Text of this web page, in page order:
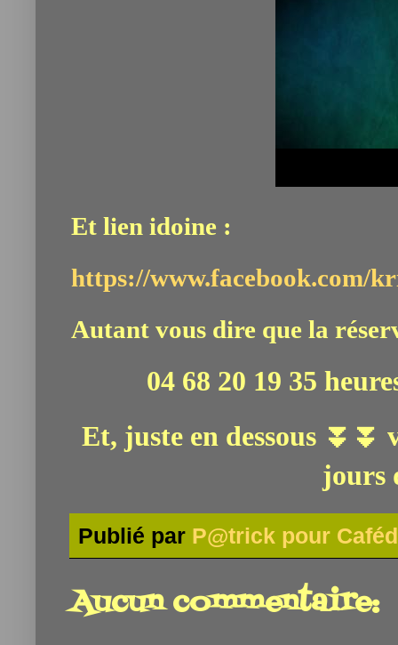
Et lien idoine :
https://www.facebook.com/
Autant vous dire que la
04 68 20 19 35
Et, juste en dessous ⏬⏬
jours
Publié par P@trick pour
Aucun commentaire: